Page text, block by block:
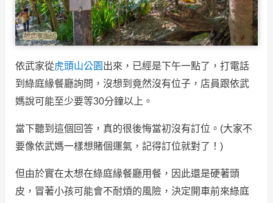
依武家從虎頭山公園 出來，已經是下午一點了，打電話
到綠庭緣餐廳詢問，沒想到竟然沒有位子，店員跟依武
媽說可能至少要等30分鐘以上。
當下聽到這個回答，真的很後悔當初沒有訂位。(大家不
要像依武媽一樣想賭個運氣，記得訂位就對了！)
但由於實在太想在綠庭緣餐廳用餐，因此還是硬著頭
皮，冒著小孩可能會不耐煩的風險，決定開車前來綠庭